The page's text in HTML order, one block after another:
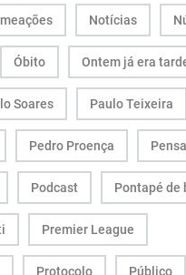
Notícias
Óbito Ontem já era
Soares Paulo Teixeira
Pedro Proença
Podcast Pontapé de
Premier League
Protocolo Público